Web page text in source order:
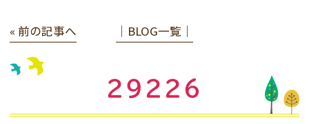
« 前の記事へ │BLOG一覧│
29226